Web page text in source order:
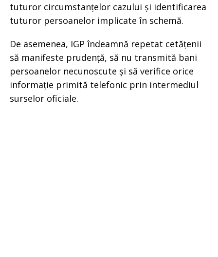
tuturor circumstanțelor cazului și identificarea
tuturor persoanelor implicate în schemă.
De asemenea, IGP îndeamnă repetat cetățenii
să manifeste prudență, să nu transmită bani
persoanelor necunoscute și să verifice orice
informație primită telefonic prin intermediul
surselor oficiale.